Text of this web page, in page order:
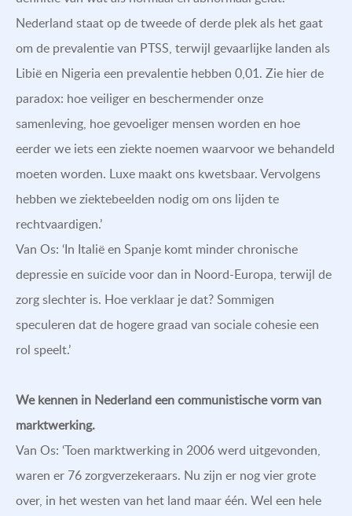
Nederland staat op de tweede of derde plek als het gaat
om de prevalentie van PTSS, terwijl gevaarlijke landen als
Libië en Nigeria een prevalentie hebben 0,01. Zie hier de
paradox: hoe veiliger en beschermender onze
samenleving, hoe gevoeliger mensen worden en hoe
eerder we iets een ziekte noemen waarvoor we behandeld
moeten worden. Luxe maakt ons kwetsbaar. Vervolgens
hebben we ziektebeelden nodig om ons lijden te
rechtvaardigen.’
Van Os: ‘In Italië en Spanje komt minder chronische
depressie en suïcide voor dan in Noord-Europa, terwijl de
zorg slechter is. Hoe verklaar je dat? Sommigen
speculeren dat de hogere graad van sociale cohesie een
rol speelt.’
We kennen in Nederland een communistische vorm van
marktwerking.
Van Os: ‘Toen marktwerking in 2006 werd uitgevonden,
waren er 76 zorgverzekeraars. Nu zijn er nog vier grote
over, in het westen van het land maar één. Wel een hele